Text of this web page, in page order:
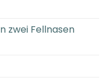
zwei Fellnasen